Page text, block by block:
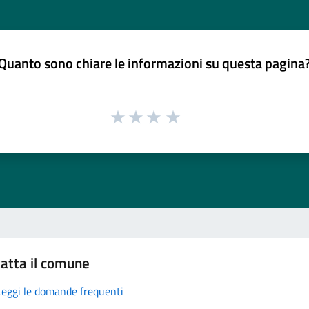
sono chiare le informazioni su questa
il comune
le domande frequenti